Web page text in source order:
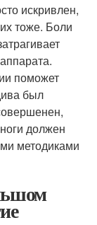
искривлен,
тоже. Боли
поможет
был
должен
методиками